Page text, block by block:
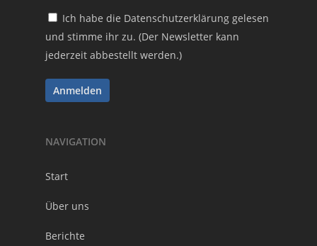
Ich habe die Datenschutzerklärung gelesen
und stimme ihr zu. (Der Newsletter kann
jederzeit abbestellt werden.)
NAVIGATION
Start
Über uns
Berichte